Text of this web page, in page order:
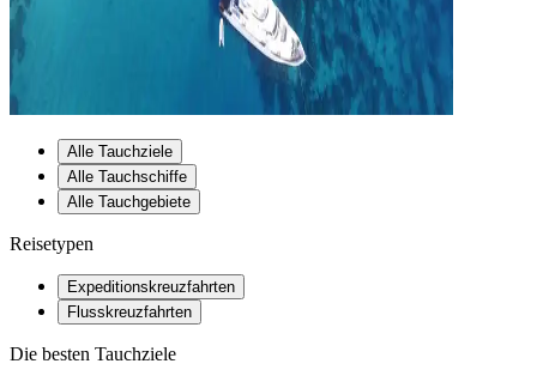
Alle Tauchziele
Alle Tauchschiffe
Alle Tauchgebiete
Reisetypen
Expeditionskreuzfahrten
Flusskreuzfahrten
Die besten Tauchziele